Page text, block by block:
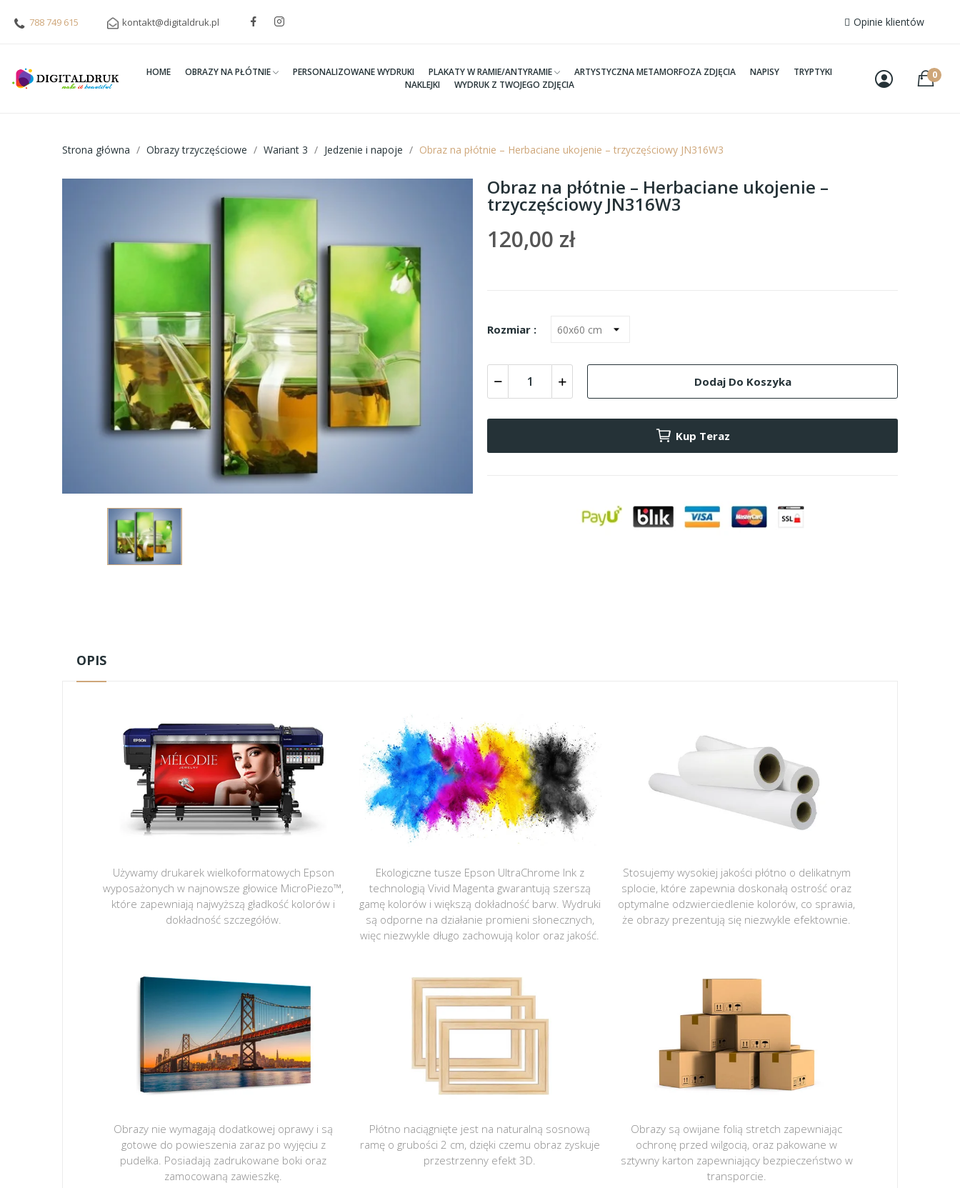
788 749 615 kontakt@digitaldruk.pl Opinie klientów
HOME OBRAZY NA PŁÓTNIE PERSONALIZOWANE WYDRUKI PLAKATY W RAMIE/ANTYRAMIE ARTYSTYCZNA METAMORFOZA ZDJĘCIA NAPISY
TRYPTYKI
NAKLEJKI
WYDRUK Z TWOJEGO ZDJĘCIA
0
Strona główna Obrazy trzyczęściowe Wariant 3 Jedzenie i napoje Obraz na płótnie – Herbaciane ukojenie – trzyczęściowy JN316W3
Obraz na płótnie – Herbaciane ukojenie –
trzyczęściowy JN316W3
120,00 zł
Rozmiar :
Dodaj Do Koszyka
Kup Teraz
OPIS
Używamy drukarek wielkoformatowych Epson
wyposażonych w najnowsze głowice MicroPiezo™,
które zapewniają najwyższą gładkość kolorów i
dokładność szczegółów.
Ekologiczne tusze Epson UltraChrome Ink z
technologią Vivid Magenta gwarantują szerszą
gamę kolorów i większą dokładność barw. Wydruki
są odporne na działanie promieni słonecznych,
więc niezwykle długo zachowują kolor oraz jakość.
Stosujemy wysokiej jakości płótno o delikatnym
splocie, które zapewnia doskonałą ostrość oraz
optymalne odzwierciedlenie kolorów, co sprawia,
że obrazy prezentują się niezwykle efektownie.
Obrazy nie wymagają dodatkowej oprawy i są
gotowe do powieszenia zaraz po wyjęciu z
pudełka. Posiadają zadrukowane boki oraz
zamocowaną zawieszkę.
Płótno naciągnięte jest na naturalną sosnową
ramę o grubości 2 cm, dzięki czemu obraz zyskuje
przestrzenny efekt 3D.
Obrazy są owijane folią stretch zapewniając
ochronę przed wilgocią, oraz pakowane w
sztywny karton zapewniający bezpieczeństwo w
transporcie.